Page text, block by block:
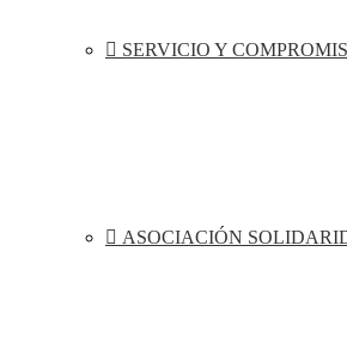
SERVICIO Y
ASOCIACIÓN